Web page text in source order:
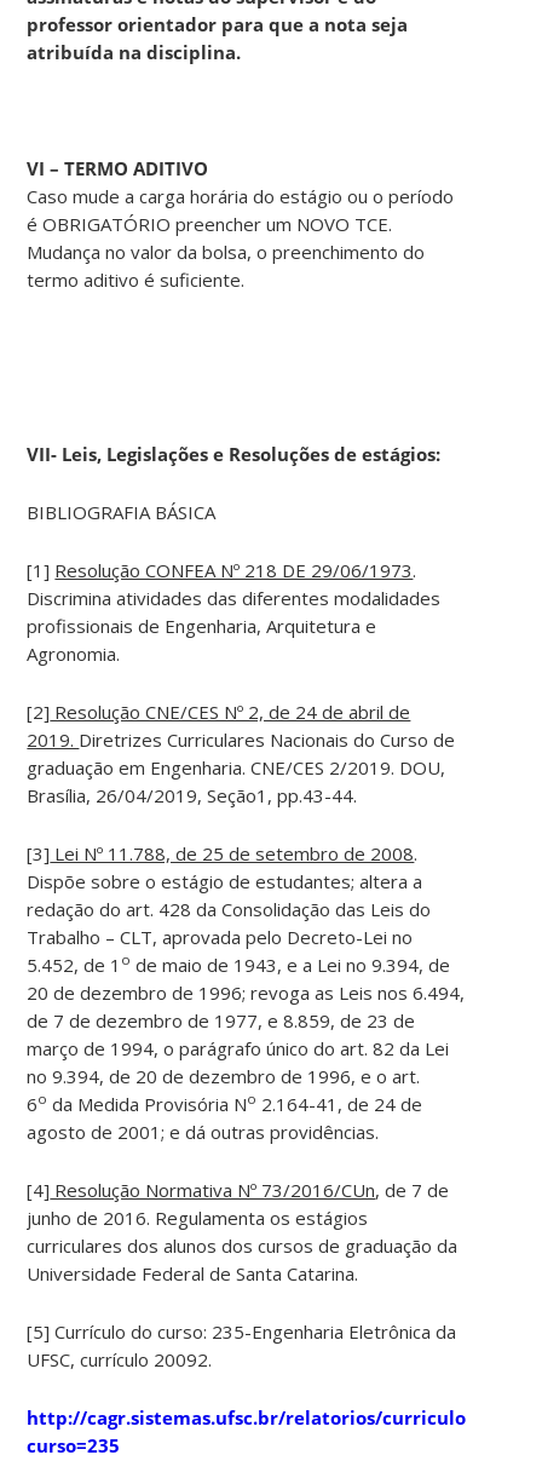
professor orientador para que a nota seja
atribuída na disciplina.
VI – TERMO ADITIVO
Caso mude a carga horária do estágio ou o período
é OBRIGATÓRIO preencher um NOVO TCE.
Mudança no valor da bolsa, o preenchimento do
termo aditivo é suficiente.
VII- Leis, Legislações e Resoluções de estágios:
BIBLIOGRAFIA BÁSICA
[1] Resolução CONFEA Nº 218 DE 29/06/1973.
Discrimina atividades das diferentes modalidades
profissionais de Engenharia, Arquitetura e
Agronomia.
[2] Resolução CNE/CES Nº 2, de 24 de abril de
2019. Diretrizes Curriculares Nacionais do Curso de
graduação em Engenharia. CNE/CES 2/2019. DOU,
Brasília, 26/04/2019, Seção1, pp.43-44.
[3] Lei Nº 11.788, de 25 de setembro de 2008.
Dispõe sobre o estágio de estudantes; altera a
redação do art. 428 da Consolidação das Leis do
Trabalho – CLT, aprovada pelo Decreto-Lei no
5.452, de 1 o de maio de 1943, e a Lei no 9.394, de
20 de dezembro de 1996; revoga as Leis nos 6.494,
de 7 de dezembro de 1977, e 8.859, de 23 de
março de 1994, o parágrafo único do art. 82 da Lei
no 9.394, de 20 de dezembro de 1996, e o art.
6o da Medida Provisória No 2.164-41, de 24 de
agosto de 2001; e dá outras providências.
[4] Resolução Normativa Nº 73/2016/CUn, de 7 de
junho de 2016. Regulamenta os estágios
curriculares dos alunos dos cursos de graduação da
Universidade Federal de Santa Catarina.
[5] Currículo do curso: 235-Engenharia Eletrônica da
UFSC, currículo 20092.
http://cagr.sistemas.ufsc.br/relatorios/curriculoCurso?
curso=235